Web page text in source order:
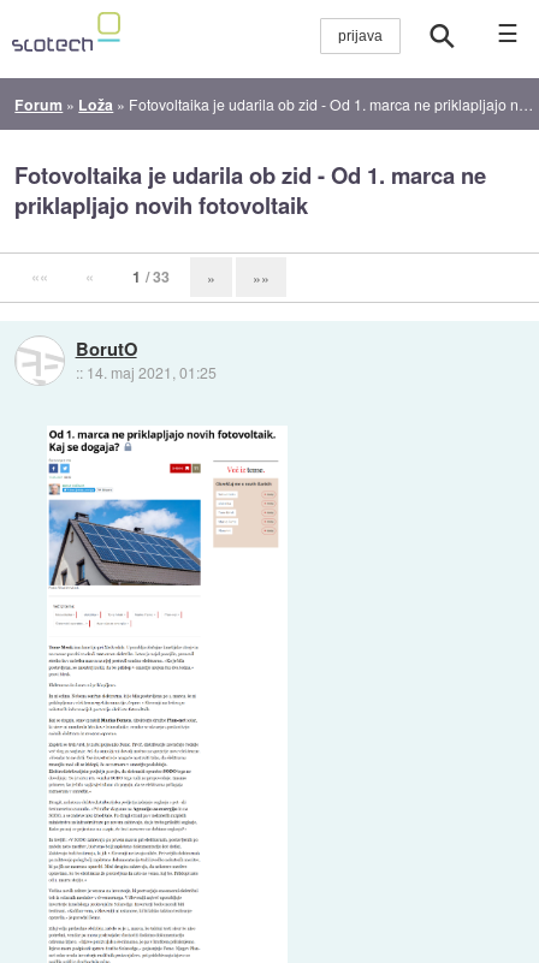
☰
Forum » Loža » Fotovoltaika je udarila ob zid - Od 1. marca ne priklapljajo novih fotovoltaik
Fotovoltaika je udarila ob zid - Od 1. marca ne
priklapljajo novih fotovoltaik
«« « 1 / 33 » »»
BorutO
:: 14. maj 2021, 01:25